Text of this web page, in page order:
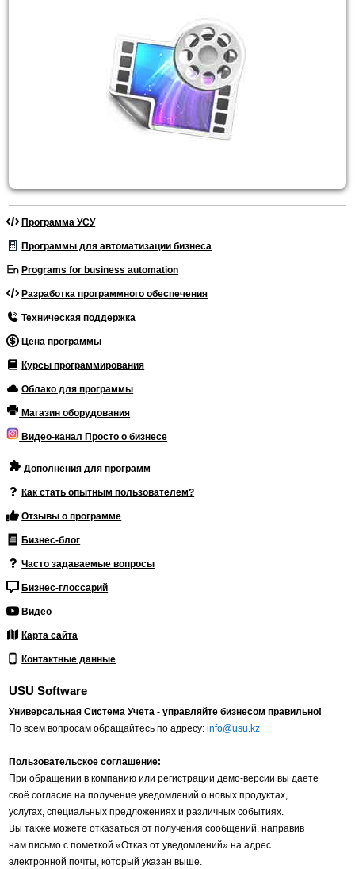
Программа УСУ
Программы для автоматизации бизнеса
Programs for business automation
Разработка программного обеспечения
Техническая поддержка
Цена программы
Курсы программирования
Облако для программы
Магазин оборудования
Видео-канал Просто о бизнесе
Дополнения для программ
Как стать опытным пользователем?
Отзывы о программе
Бизнес-блог
Часто задаваемые вопросы
Бизнес-глоссарий
Видео
Карта сайта
Контактные данные
USU Software
Универсальная Система Учета - управляйте бизнесом правильно!
По всем вопросам обращайтесь по адресу:info@usu.kz
Пользовательское соглашение:
При обращении в компанию или регистрации демо-версии вы даете
своё согласие на получение уведомлений о новых продуктах,
услугах, специальных предложениях и различных событиях.
Вы также можете отказаться от получения сообщений, направив
нам письмо с пометкой «Отказ от уведомлений» на адрес
электронной почты, который указан выше.